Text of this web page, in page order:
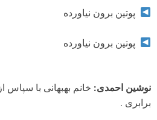
پوتین برون نیاورده
پوتین برون نیاورده
نوشین احمدی: خانم بهبهانی با سپاس
برابری .